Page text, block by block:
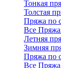
Тонкая
Толстая
Пряжа по
Все Пряжа
Летняя
Зимняя
Пряжа по
Все Пряжа